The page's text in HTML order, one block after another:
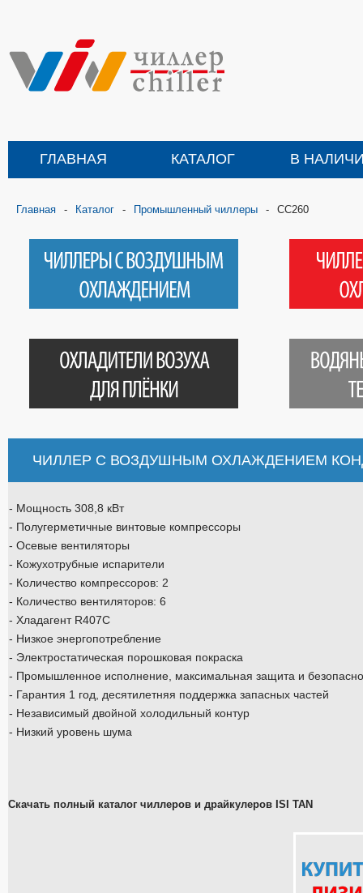
ГЛАВНАЯ КАТАЛОГ В
Главная - Каталог - Промышленный чиллеры - CC260
ЧИЛЛЕР С ВОЗДУШНЫМ ОХЛАЖДЕНИЕМ
- Мощность 308,8 кВт
- Полугерметичные винтовые компрессоры
- Осевые вентиляторы
- Кожухотрубные испарители
- Количество компрессоров: 2
- Количество вентиляторов: 6
- Хладагент R407C
- Низкое энергопотребление
- Электростатическая порошковая покраска
- Промышленное исполнение, максимальная защита и
- Гарантия 1 год, десятилетняя поддержка запасных частей
- Независимый двойной холодильный контур
- Низкий уровень шума
Скачать полный каталог чиллеров и драйкулеров ISI TAN